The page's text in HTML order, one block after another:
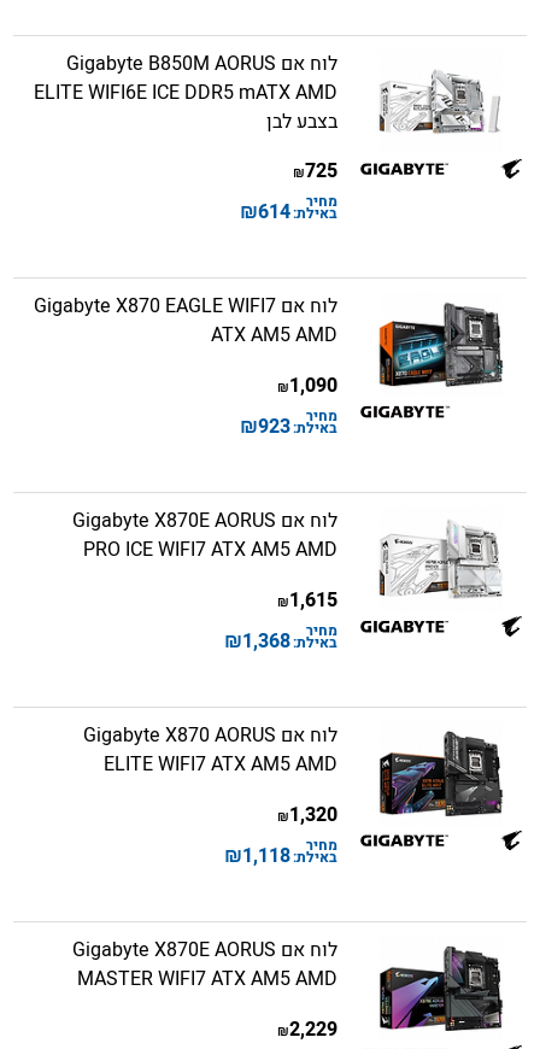
לוח אם Gigabyte B850M AORUS
ELITE WIFI6E ICE DDR5 mATX AMD
בצבע לבן
725
₪
מחיר
באילת:614
₪
לוח אם Gigabyte X870 EAGLE WIFI7
ATX AM5 AMD
1,090
₪
מחיר
באילת:923
₪
לוח אם Gigabyte X870E AORUS
PRO ICE WIFI7 ATX AM5 AMD
1,615
₪
מחיר
באילת:1,368
₪
לוח אם Gigabyte X870 AORUS
ELITE WIFI7 ATX AM5 AMD
1,320
₪
מחיר
באילת:1,118
₪
לוח אם Gigabyte X870E AORUS
MASTER WIFI7 ATX AM5 AMD
2,229
₪